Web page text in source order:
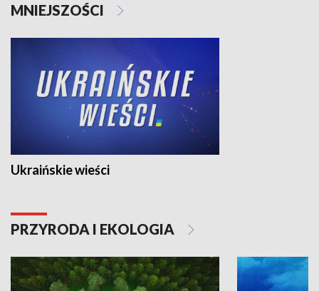
MNIEJSZOŚCI
Ukraińskie wieści
PRZYRODA I EKOLOGIA